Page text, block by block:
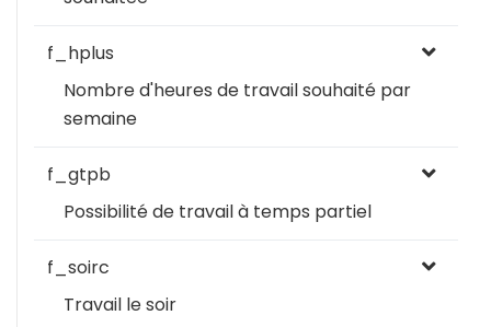
f_hplus
Nombre d'heures de travail souhaité par
semaine
f_gtpb
Possibilité de travail à temps partiel
f_soirc
Travail le soir